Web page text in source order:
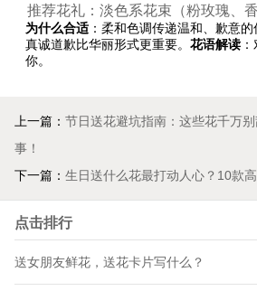
推荐花礼：淡色系花束（粉玫瑰、香
为什么合适 ：柔和色调传递温和、歉意
真诚道歉比华丽形式更重要。 花语解读
你。
上一篇： 节日送花避坑指南：这些花千万
事！
下一篇： 生日送什么花最打动人心？10款
点击排行
送女朋友鲜花，送花卡片写什么？